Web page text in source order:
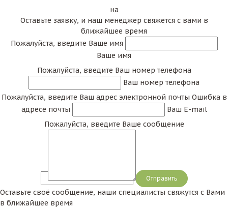
на
Оставьте заявку, и наш менеджер свяжется с вами в
ближайшее время
Пожалуйста, введите Ваше имя
Ваше имя
Пожалуйста, введите Ваш номер телефона
Ваш номер телефона
Пожалуйста, введите Ваш адрес электронной почты Ошибка в
адресе почты
Ваш E-mail
Пожалуйста, введите Ваше сообщение
Сообщение
Оставьте своё сообщение, наши специалисты свяжутся с Вами
в ближайшее время